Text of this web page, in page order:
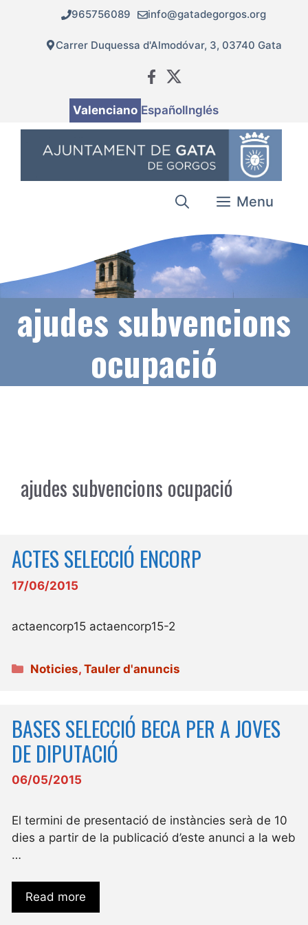
contingut
965756089 info@gatadegorgos.org
Carrer Duquessa d'Almodóvar, 3, 03740 Gata
Valenciano EspañolInglés
Menu
ajudes subvencions
ocupació
ajudes subvencions ocupació
ACTES SELECCIÓ ENCORP
17/06/2015
actaencorp15 actaencorp15-2
Categories
Noticies,Tauler d'anuncis
BASES SELECCIÓ BECA PER A JOVES
DE DIPUTACIÓ
06/05/2015
El termini de presentació de instàncies serà de 10
dies a partir de la publicació d’este anunci a la web
…
Read more